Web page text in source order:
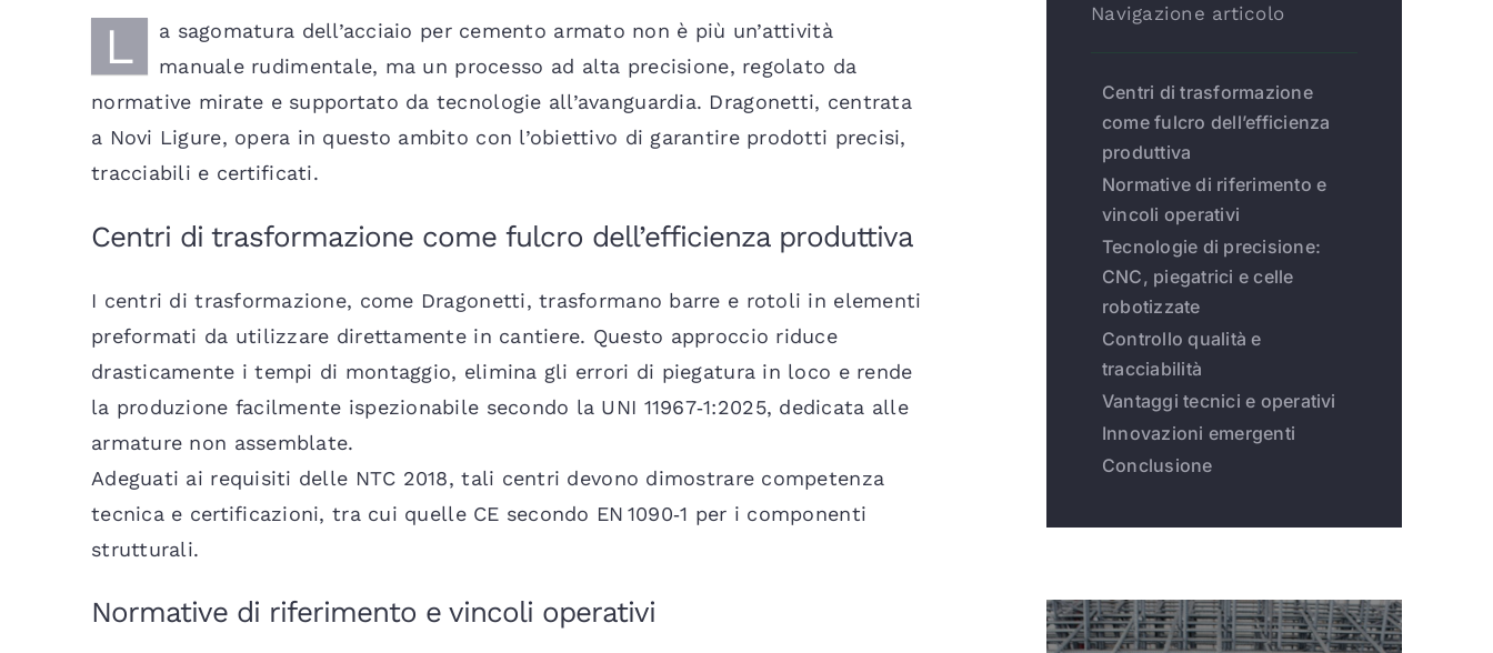
L
a sagomatura dell’acciaio per cemento armato non è più un’attività
manuale rudimentale, ma un processo ad alta precisione, regolato da
normative mirate e supportato da tecnologie all’avanguardia. Dragonetti, centrata
a Novi Ligure, opera in questo ambito con l’obiettivo di garantire prodotti precisi,
tracciabili e certificati.
Centri di trasformazione come fulcro dell’efficienza produttiva
I centri di trasformazione, come Dragonetti, trasformano barre e rotoli in elementi
preformati da utilizzare direttamente in cantiere. Questo approccio riduce
drasticamente i tempi di montaggio, elimina gli errori di piegatura in loco e rende
la produzione facilmente ispezionabile secondo la UNI 11967‑1:2025, dedicata alle
armature non assemblate.
Adeguati ai requisiti delle NTC 2018, tali centri devono dimostrare competenza
tecnica e certificazioni, tra cui quelle CE secondo EN 1090‑1 per i componenti
strutturali.
Normative di riferimento e vincoli operativi
Navigazione articolo
Centri di trasformazione
come fulcro dell’efficienza
produttiva
Normative di riferimento e
vincoli operativi
Tecnologie di precisione:
CNC, piegatrici e celle
robotizzate
Controllo qualità e
tracciabilità
Vantaggi tecnici e operativi
Innovazioni emergenti
Conclusione